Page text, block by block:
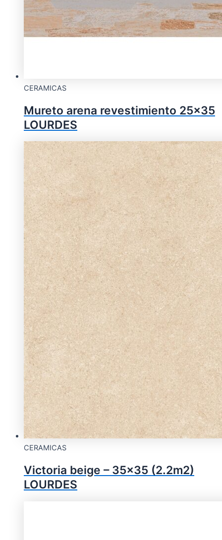
CERAMICAS
Mureto arena revestimiento 25×35
LOURDES
CERAMICAS
Victoria beige – 35×35 (2.2m2)
LOURDES